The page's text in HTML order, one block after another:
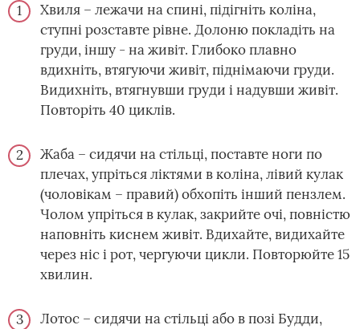
Хвиля – лежачи на спині, підігніть коліна,
ступні розставте рівне. Долоню покладіть на
груди, іншу - на живіт. Глибоко плавно
вдихніть, втягуючи живіт, піднімаючи груди.
Видихніть, втягнувши груди і надувши живіт.
Повторіть 40 циклів.
Жаба – сидячи на стільці, поставте ноги по
плечах, упріться ліктями в коліна, лівий кулак
(чоловікам – правий) обхопіть інший пензлем.
Чолом упріться в кулак, закрийте очі, повністю
наповніть киснем живіт. Вдихайте, видихайте
через ніс і рот, чергуючи цикли. Повторюйте 15
хвилин.
Лотос – сидячи на стільці або в позі Будди,